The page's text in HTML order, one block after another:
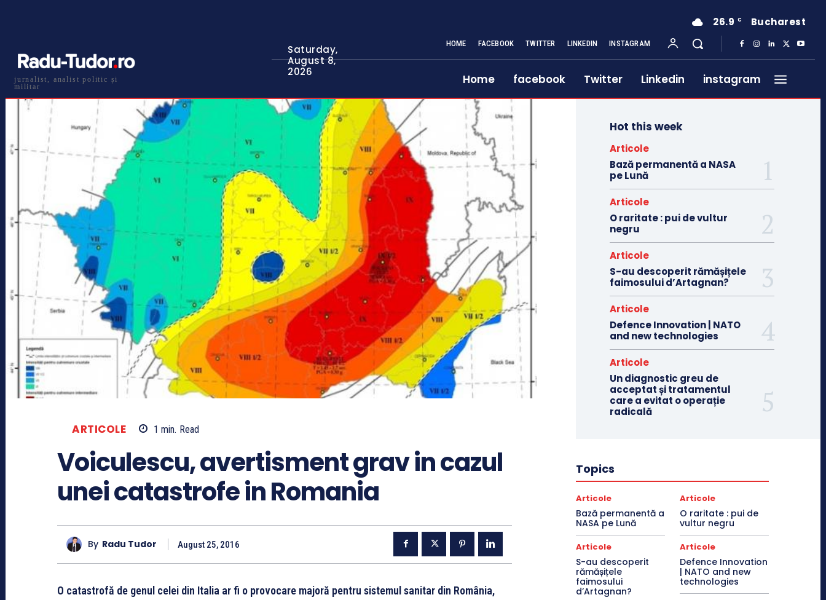
jurnalist, analist politic și
militar
Saturday,
August 8,
2026
26.9 C Bucharest
HOME FACEBOOK TWITTER LINKEDIN INSTAGRAM
Home facebook Twitter Linkedin instagram
ARTICOLE 1 min. Read
Voiculescu, avertisment grav in cazul
unei catastrofe in Romania
By Radu Tudor August 25, 2016
O catastrofă de genul celei din Italia ar fi o provocare majoră pentru sistemul sanitar din România,
Hot this week
Articole
Bază permanentă a NASA
pe Lună
Articole
O raritate : pui de vultur
negru
Articole
S-au descoperit rămășițele
faimosului d’Artagnan?
Articole
Defence Innovation | NATO
and new technologies
Articole
Un diagnostic greu de
acceptat și tratamentul
care a evitat o operație
radicală
Topics
Articole
Bază permanentă a
NASA pe Lună
Articole
O raritate : pui de
vultur negru
Articole
S-au descoperit
rămășițele
faimosului
d’Artagnan?
Articole
Defence Innovation
| NATO and new
technologies